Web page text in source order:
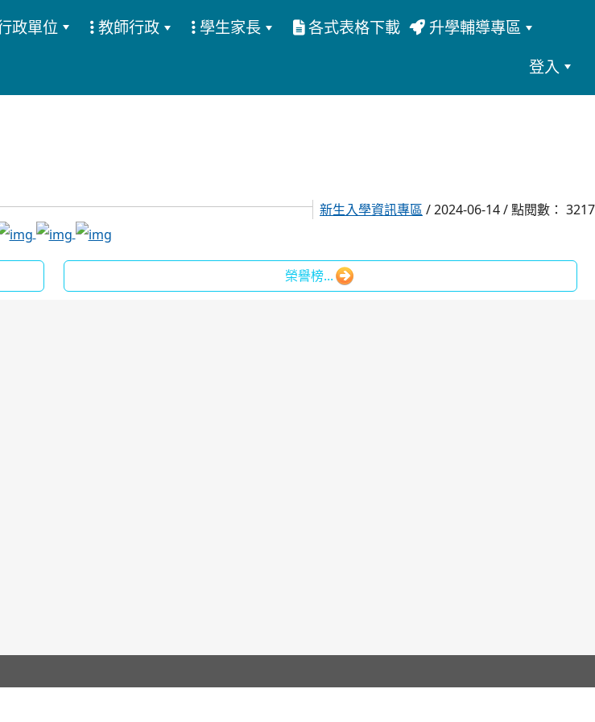
政單位 教師行政 學生家長 各式表格下載
升學輔導專區
登入
新生入學資訊專區 / 2024-06-14 / 點閱數： 3217
link to https://www.facebook.com/dystcsaircraft/
link to https://zh-tw.facebook.com/people/
link to https://zh-tw.facebook.com/dystcsMEG/
榮譽榜...